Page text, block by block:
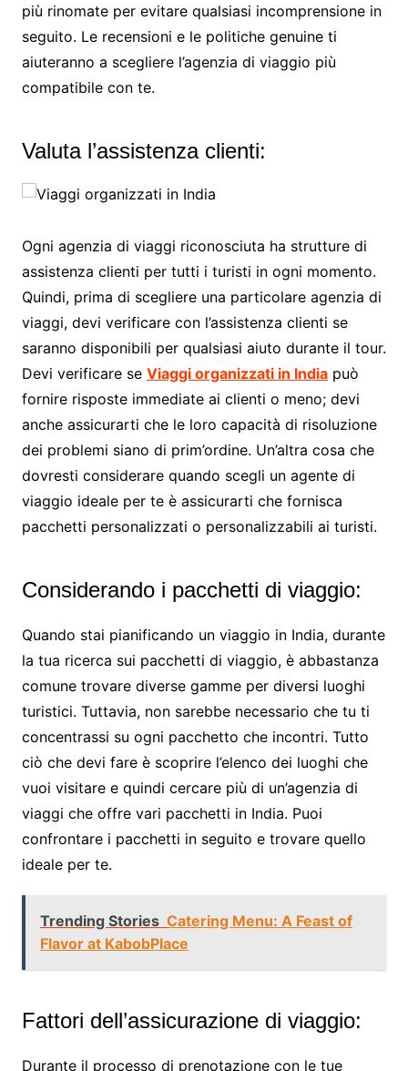
più rinomate per evitare qualsiasi incomprensione in
seguito. Le recensioni e le politiche genuine ti
aiuteranno a scegliere l’agenzia di viaggio più
compatibile con te.
Valuta l’assistenza clienti:
Ogni agenzia di viaggi riconosciuta ha strutture di
assistenza clienti per tutti i turisti in ogni momento.
Quindi, prima di scegliere una particolare agenzia di
viaggi, devi verificare con l’assistenza clienti se
saranno disponibili per qualsiasi aiuto durante il tour.
Devi verificare se Viaggi organizzati in Indiapuò
fornire risposte immediate ai clienti o meno; devi
anche assicurarti che le loro capacità di risoluzione
dei problemi siano di prim’ordine. Un’altra cosa che
dovresti considerare quando scegli un agente di
viaggio ideale per te è assicurarti che fornisca
pacchetti personalizzati o personalizzabili ai turisti.
Considerando i pacchetti di viaggio:
Quando stai pianificando un viaggio in India, durante
la tua ricerca sui pacchetti di viaggio, è abbastanza
comune trovare diverse gamme per diversi luoghi
turistici. Tuttavia, non sarebbe necessario che tu ti
concentrassi su ogni pacchetto che incontri. Tutto
ciò che devi fare è scoprire l’elenco dei luoghi che
vuoi visitare e quindi cercare più di un’agenzia di
viaggi che offre vari pacchetti in India. Puoi
confrontare i pacchetti in seguito e trovare quello
ideale per te.
Trending Stories Catering Menu: A Feast of
Flavor at KabobPlace
Fattori dell’assicurazione di viaggio:
Durante il processo di prenotazione con le tue